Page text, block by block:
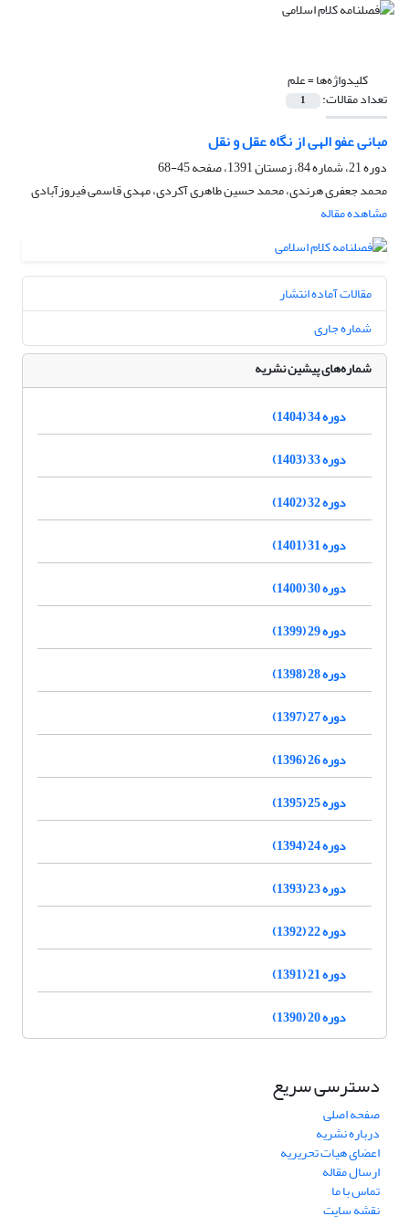
کلیدواژه‌ها =علم
تعداد مقالات: 1
مبانی عفو الهی از نگاه عقل و نقل
دوره 21، شماره 84، زمستان 1391، صفحه
45-68
محمد جعفری هرندی، محمد حسین طاهری آکردی، مهدی قاسمی فیروزآبادی
مشاهده مقاله
مقالات آماده انتشار
شماره جاری
شماره‌های پیشین نشریه
دوره 34 (1404)
دوره 33 (1403)
دوره 32 (1402)
دوره 31 (1401)
دوره 30 (1400)
دوره 29 (1399)
دوره 28 (1398)
دوره 27 (1397)
دوره 26 (1396)
دوره 25 (1395)
دوره 24 (1394)
دوره 23 (1393)
دوره 22 (1392)
دوره 21 (1391)
دوره 20 (1390)
دسترسی سریع
صفحه اصلی
درباره نشریه
اعضای هیات تحریریه
ارسال مقاله
تماس با ما
نقشه سایت